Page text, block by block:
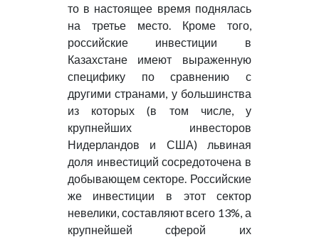
то в настоящее время поднялась
на третье место. Кроме того,
российские инвестиции в
Казахстане имеют выраженную
специфику по сравнению с
другими странами, у большинства
из которых (в том числе, у
крупнейших инвесторов
Нидерландов и США) львиная
доля инвестиций сосредоточена в
добывающем секторе. Российские
же инвестиции в этот сектор
невелики, составляют всего 13%, а
крупнейшей сферой их